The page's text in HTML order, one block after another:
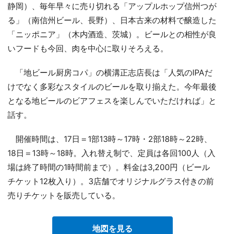
静岡）、毎年早々に売り切れる「アップルホップ信州つが
る」（南信州ビール、長野）、日本古来の材料で醸造した
「ニッポニア」（木内酒造、茨城）。ビールとの相性が良
いフードも今回、肉を中心に取りそろえる。
「地ビール厨房コパ」の横溝正志店長は「人気のIPAだ
けでなく多彩なスタイルのビールを取り揃えた。今年最後
となる地ビールのビアフェスを楽しんでいただければ」と
話す。
開催時間は、17日＝1部13時～17時・2部18時～22時、
18日＝13時～18時。入れ替え制で、定員は各回100人（入
場は終了時間の1時間前まで）。料金は3,200円（ビール
チケット12枚入り）。3店舗でオリジナルグラス付きの前
売りチケットを販売している。
地図を見る